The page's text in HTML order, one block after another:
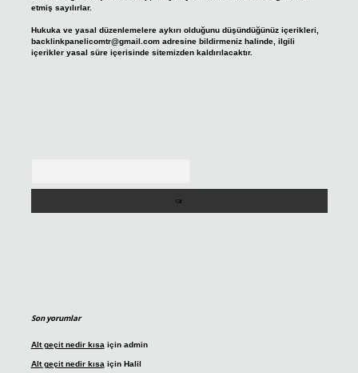
etmiş sayılırlar.
Hukuka ve yasal düzenlemelere aykırı olduğunu düşündüğünüz içerikleri,
backlinkpanelicomtr@gmail.comadresine bildirmeniz halinde, ilgili
içerikler yasal süre içerisinde sitemizden kaldırılacaktır.
Son yorumlar
Alt geçit nedir kısa için admin
Alt geçit nedir kısa için Halil